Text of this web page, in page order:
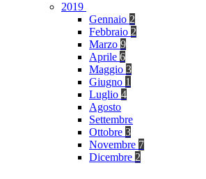
2019
Gennaio 2
Febbraio 2
Marzo 9
Aprile 6
Maggio 3
Giugno 1
Luglio 4
Agosto
Settembre
Ottobre 3
Novembre 7
Dicembre 2